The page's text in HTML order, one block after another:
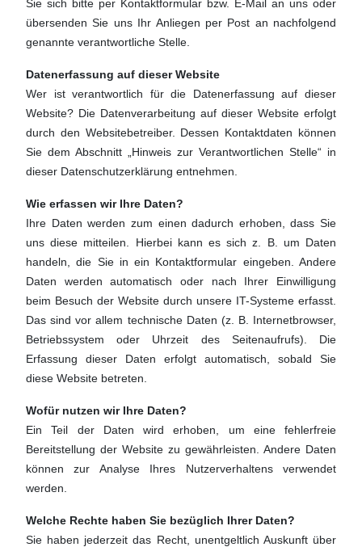
Sie sich bitte per Kontaktformular bzw. E-Mail an uns oder
übersenden Sie uns Ihr Anliegen per Post an nachfolgend
genannte verantwortliche Stelle.
Datenerfassung auf dieser Website
Wer ist verantwortlich für die Datenerfassung auf dieser
Website? Die Datenverarbeitung auf dieser Website erfolgt
durch den Websitebetreiber. Dessen Kontaktdaten können
Sie dem Abschnitt „Hinweis zur Verantwortlichen Stelle“ in
dieser Datenschutzerklärung entnehmen.
Wie erfassen wir Ihre Daten?
Ihre Daten werden zum einen dadurch erhoben, dass Sie
uns diese mitteilen. Hierbei kann es sich z. B. um Daten
handeln, die Sie in ein Kontaktformular eingeben. Andere
Daten werden automatisch oder nach Ihrer Einwilligung
beim Besuch der Website durch unsere IT-Systeme erfasst.
Das sind vor allem technische Daten (z. B. Internetbrowser,
Betriebssystem oder Uhrzeit des Seitenaufrufs). Die
Erfassung dieser Daten erfolgt automatisch, sobald Sie
diese Website betreten.
Wofür nutzen wir Ihre Daten?
Ein Teil der Daten wird erhoben, um eine fehlerfreie
Bereitstellung der Website zu gewährleisten. Andere Daten
können zur Analyse Ihres Nutzerverhaltens verwendet
werden.
Welche Rechte haben Sie bezüglich Ihrer Daten?
Sie haben jederzeit das Recht, unentgeltlich Auskunft über